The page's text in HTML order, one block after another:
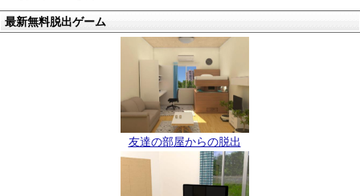
最新無料脱出ゲーム
友達の部屋からの脱出